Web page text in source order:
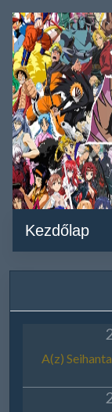
Kezdőlap